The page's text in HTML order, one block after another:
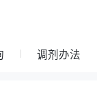
调剂办法